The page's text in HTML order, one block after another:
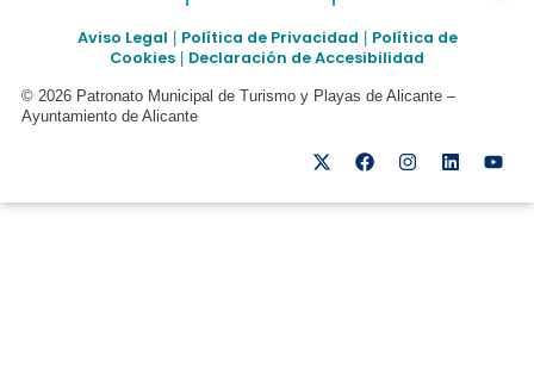
Aviso Legal Política de Privacidad
Política de
Cookies
Declaración de Accesibilidad
© 2026 Patronato Municipal de Turismo y Playas de Alicante –
Ayuntamiento de Alicante